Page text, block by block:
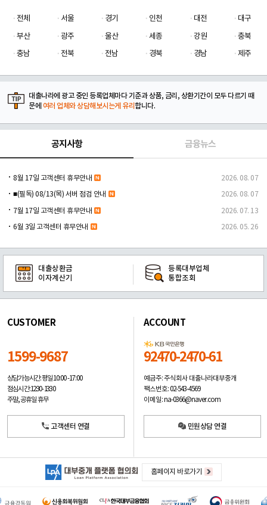
전체 서울 경기 인천 대전
대구
부산
광주 울산 세종 강원
충북
충남
전북 전남 경북 경남 제주
대출나라에 광고 중인 등록업체마다 기준과 상품, 금리, 상환기간이 모두 다르기 때
문에 여러 업체와 상담해보시는게 유리합니다.
공지사항 금융뉴스
8월 17일 고객센터 휴무안내 2026. 08. 07
■(필독) 08/13(목) 서버 점검 안내 2026. 08. 07
7월 17일 고객센터 휴무안내 2026. 07. 13
6월 3일 고객센터 휴무안내 2026. 05. 26
대출상환금
이자계산기
등록대부업체
통합조회
CUSTOMER
1599-9687
상담가능시간: 평일10:00 -17:00
점심시간: 12:30 - 13:30
주말, 공휴일 휴무
고객센터 연결
ACCOUNT
92470-2470-61
예금주: 주식회사 대출나라대부중개
팩스번호: 02-543-4569
이메일: na-0366@naver.com
민원상담 연결
홈페이지 바로가기